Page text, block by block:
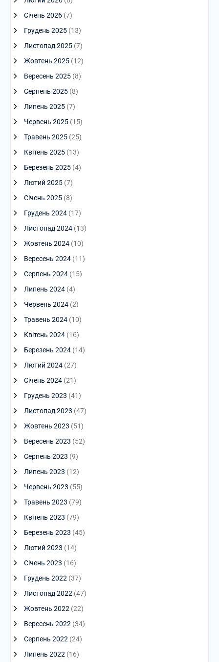
Січень 2026(7)
Грудень 2025(13)
Листопад 2025(7)
Жовтень 2025(12)
Вересень 2025(8)
Серпень 2025(8)
Липень 2025(7)
Червень 2025(15)
Травень 2025(25)
Квітень 2025(13)
Березень 2025(4)
Лютий 2025(7)
Січень 2025(8)
Грудень 2024(17)
Листопад 2024(13)
Жовтень 2024(10)
Вересень 2024(11)
Серпень 2024(15)
Липень 2024(4)
Червень 2024(2)
Травень 2024(10)
Квітень 2024(16)
Березень 2024(14)
Лютий 2024(27)
Січень 2024(21)
Грудень 2023 (41)
Листопад 2023 (47)
Жовтень 2023 (51)
Вересень 2023 (52)
Серпень 2023 (9)
Липень 2023 (12)
Червень 2023 (55)
Травень 2023 (79)
Квітень 2023 (79)
Березень 2023 (45)
Лютий 2023 (14)
Січень 2023 (16)
Грудень 2022 (37)
Листопад 2022 (47)
Жовтень 2022 (22)
Вересень 2022 (34)
Серпень 2022 (24)
Липень 2022 (16)